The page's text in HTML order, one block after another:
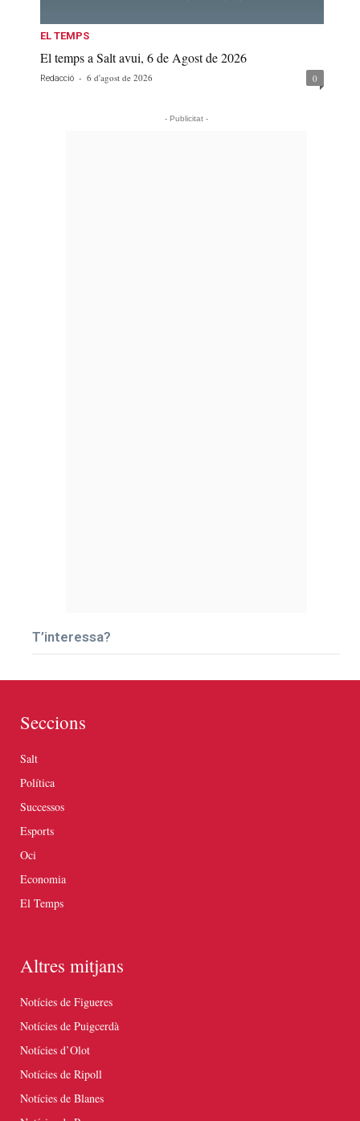
EL TEMPS
El temps a Salt avui, 6 de Agost de 2026
Redacció - 6 d'agost de 2026 0
- Publicitat -
T’interessa?
Seccions
Salt
Política
Successos
Esports
Oci
Economia
El Temps
Altres mitjans
Notícies de Figueres
Notícies de Puigcerdà
Notícies d’Olot
Notícies de Ripoll
Notícies de Blanes